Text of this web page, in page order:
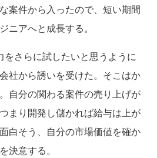
案件から入ったので、短い期間
ニアへと成長する。
さらに試したいと思うように
社から誘いを受けた。そこはか
自分の関わる案件の売り上げが
まり開発し儲かれば給与は上が
白そう、自分の市場価値を確か
決意する。